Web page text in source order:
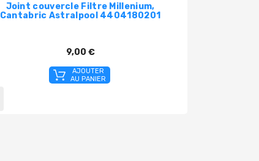
Joint couvercle Filtre Millenium,
Cantabric Astralpool 4404180201
9,00 €
AJOUTER
AU PANIER